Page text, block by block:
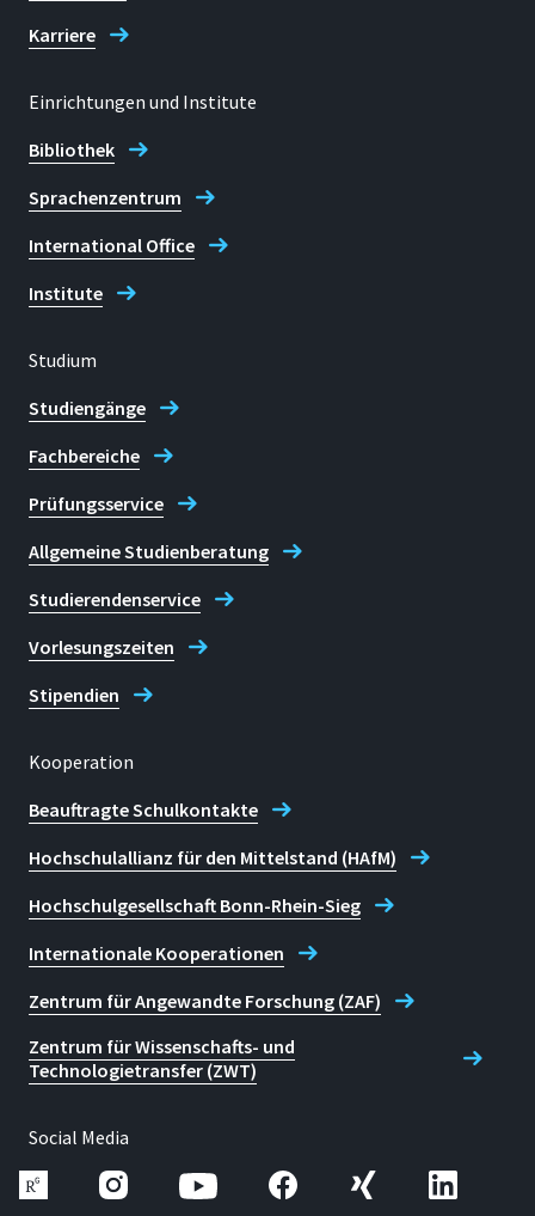
Karriere
Einrichtungen und Institute
Bibliothek
Sprachenzentrum
International Office
Institute
Studium
Studiengänge
Fachbereiche
Prüfungsservice
Allgemeine Studienberatung
Studierendenservice
Vorlesungszeiten
Stipendien
Kooperation
Beauftragte Schulkontakte
Hochschulallianz für den Mittelstand (HAfM)
Hochschulgesellschaft Bonn-Rhein-Sieg
Internationale Kooperationen
Zentrum für Angewandte Forschung (ZAF)
Zentrum für Wissenschafts- und
Technologietransfer (ZWT)
Social Media